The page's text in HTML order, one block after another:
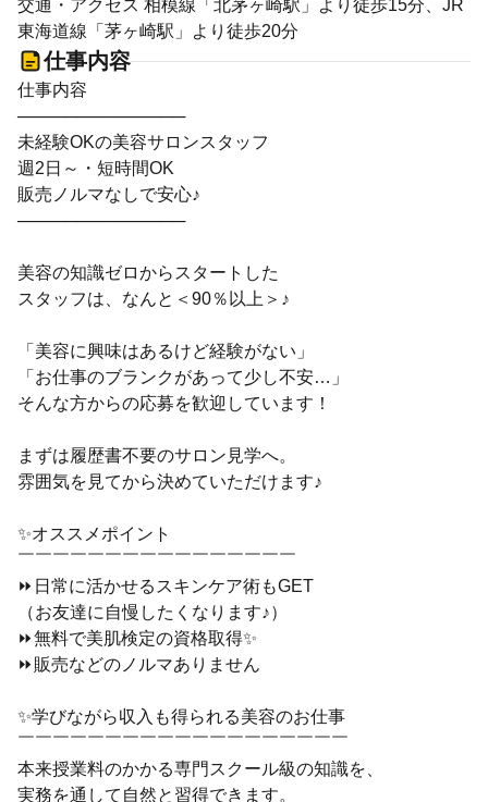
交通・アクセス 相模線「北茅ヶ崎駅」より徒歩15分、JR
東海道線「茅ヶ崎駅」より徒歩20分
仕事内容
仕事内容
──────────────
未経験OKの美容サロンスタッフ
週2日～・短時間OK
販売ノルマなしで安心♪
──────────────
美容の知識ゼロからスタートした
スタッフは、なんと＜90％以上＞♪
「美容に興味はあるけど経験がない」
「お仕事のブランクがあって少し不安…」
そんな方からの応募を歓迎しています！
まずは履歴書不要のサロン見学へ。
雰囲気を見てから決めていただけます♪
✨オススメポイント
￣￣￣￣￣￣￣￣￣￣￣￣￣￣￣￣
⏩日常に活かせるスキンケア術もGET
（お友達に自慢したくなります♪）
⏩無料で美肌検定の資格取得✨
⏩販売などのノルマありません
✨学びながら収入も得られる美容のお仕事
￣￣￣￣￣￣￣￣￣￣￣￣￣￣￣￣￣￣￣
本来授業料のかかる専門スクール級の知識を、
実務を通して自然と習得できます。